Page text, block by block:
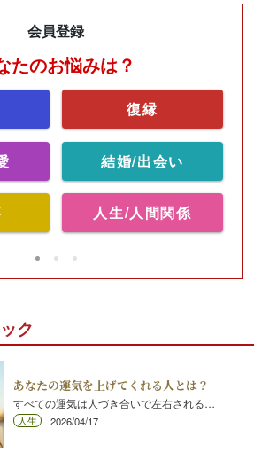
会員登録
たのお悩みは？
復縁
結婚/出会い
人生/人間関係
ク
あなたの運気を上げてくれる人とは？
すべての運気は人づき合いで左右される…
人生 2026/04/17